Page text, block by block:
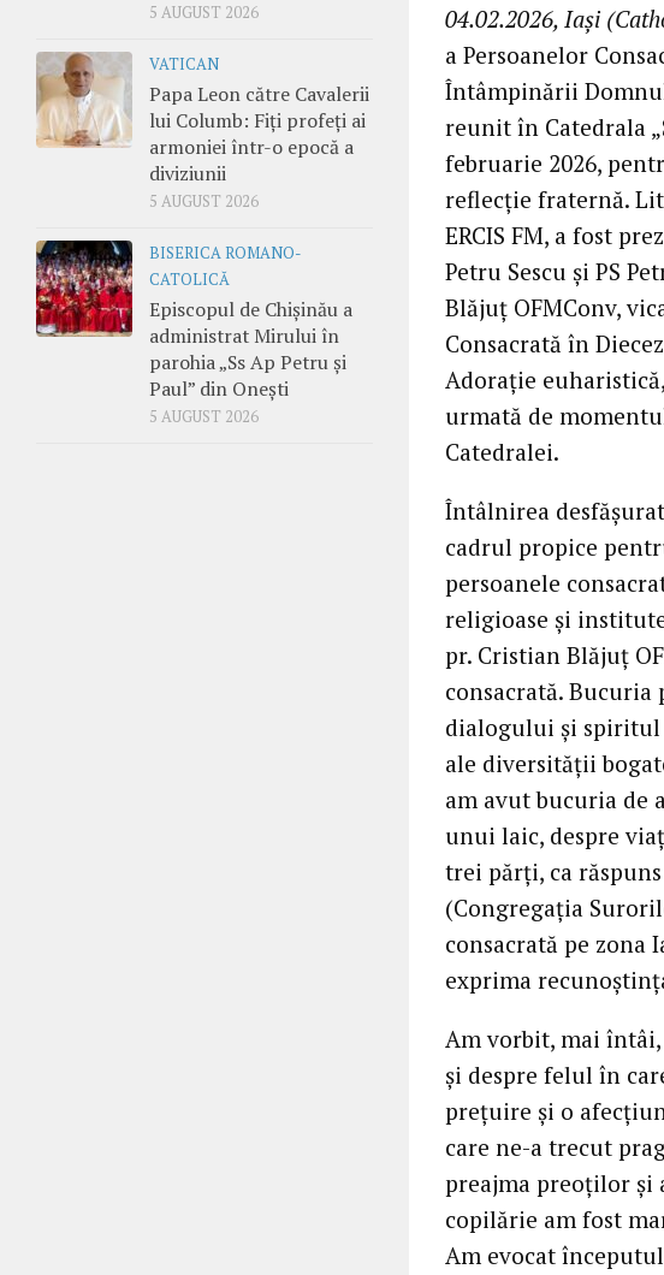
04.02.2026, Iași
a Persoanelor
Întâmpinării
reunit în Catedrala
februarie 2026,
reflecție fraternă.
ERCIS FM, a fost
Petru Sescu și PS
Blăjuț OFMConv,
Consacrată în
Adorație
urmată de
Catedralei.
Întâlnirea
cadrul propice
persoanele
religioase și
pr. Cristian Blăjuț
consacrată.
dialogului și spiritul
ale diversității
am avut bucuria de
unui laic, despre
trei părți, ca
(Congregația
consacrată pe zona
exprima
Am vorbit, mai
și despre felul în
prețuire și o
care ne-a trecut
preajma preoților și
copilărie am fost
Am evocat
5 AUGUST 2026
VATICAN
Papa Leon către Cavalerii
lui Columb: Fiți profeți ai
armoniei într-o epocă a
diviziunii
5 AUGUST 2026
BISERICA ROMANO-
CATOLICĂ
Episcopul de Chișinău a
administrat Mirului în
parohia „Ss Ap Petru și
Paul” din Onești
5 AUGUST 2026